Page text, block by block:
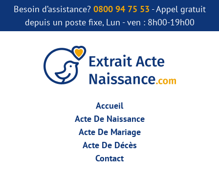
Besoin d’assistance? 0800 94 75 53 - Appel gratuit
depuis un poste fixe, Lun - ven : 8h00-19h00
Accueil
Acte De Naissance
Acte De Mariage
Acte De Décès
Contact